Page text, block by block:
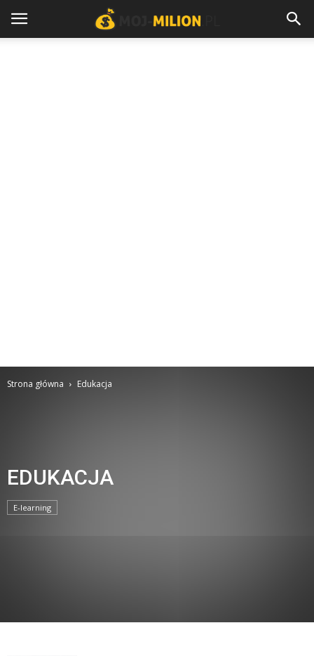
Strona główna Edukacja
EDUKACJA
E-learning